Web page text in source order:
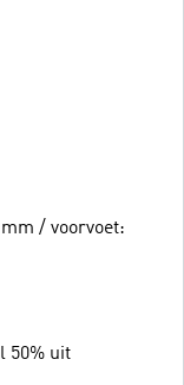
/ voorvoet:
50% uit